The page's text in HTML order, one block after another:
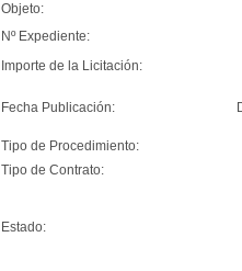
Objeto:
Nº Expediente:
Importe de la Licitación:
Fecha Publicación:
Tipo de Procedimiento:
Tipo de Contrato:
Estado: